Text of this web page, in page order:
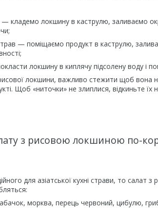
кладемо локшину в каструлю, заливаємо
страв — поміщаємо продукт в каструлю,
локшину в киплячу підсолену воду і
локшини, важливо стежити щоб вона
Щоб «ниточки» не злиплися, відкиньте
з рисовою локшиною по-
для азіатської кухні страви, то
морква, перець червоний, цибулю,